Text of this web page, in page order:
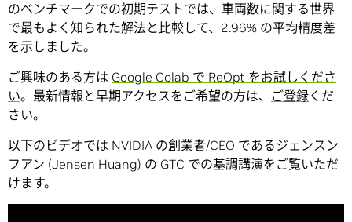
のベンチマークでの初期テストでは、車両数に関する世界
で最もよく知られた解法と比較して、2.96% の平均精度差
を示しました。
ご興味のある方は Google Colab で ReOpt をお試しくださ
い。最新情報と早期アクセスをご希望の方は、 ご登録くだ
さい。
以下のビデオでは NVIDIA の創業者/CEO であるジェンスン
フアン (Jensen Huang) の GTC での基調講演をご覧いただ
けます。